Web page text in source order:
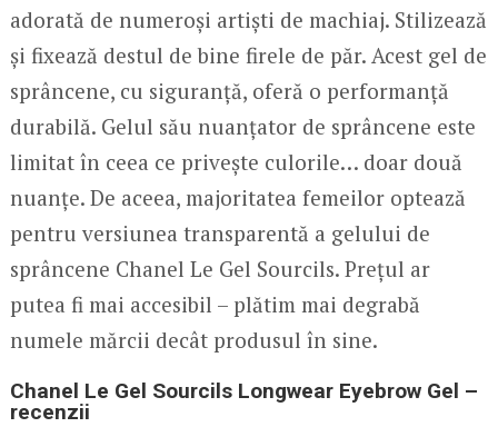
adorată de numeroși artiști de machiaj. Stilizează
și fixează destul de bine firele de păr. Acest gel de
sprâncene, cu siguranță, oferă o performanță
durabilă. Gelul său nuanțator de sprâncene este
limitat în ceea ce privește culorile… doar două
nuanțe. De aceea, majoritatea femeilor optează
pentru versiunea transparentă a gelului de
sprâncene Chanel Le Gel Sourcils. Prețul ar
putea fi mai accesibil – plătim mai degrabă
numele mărcii decât produsul în sine.
Chanel Le Gel Sourcils Longwear Eyebrow Gel –
recenzii